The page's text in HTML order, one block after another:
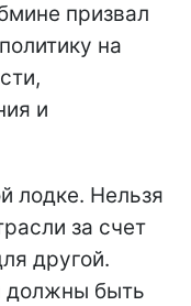
призвал
на
и
лодке. Нельзя
за счет
другой.
быть